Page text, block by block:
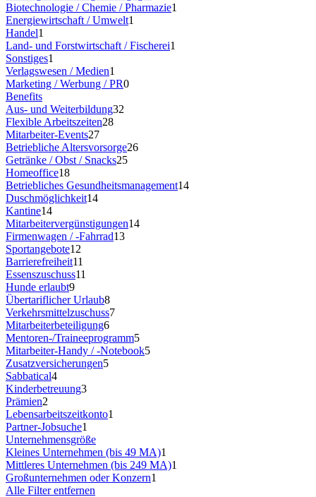
Biotechnologie / Chemie / Pharmazie1
Energiewirtschaft / Umwelt1
Handel1
Land- und Forstwirtschaft / Fischerei1
Sonstiges1
Verlagswesen / Medien1
Marketing / Werbung / PR0
Benefits
Aus- und Weiterbildung32
Flexible Arbeitszeiten28
Mitarbeiter-Events27
Betriebliche Altersvorsorge26
Getränke / Obst / Snacks25
Homeoffice18
Betriebliches Gesundheitsmanagement14
Duschmöglichkeit14
Kantine14
Mitarbeitervergünstigungen14
Firmenwagen / -Fahrrad13
Sportangebote12
Barrierefreiheit11
Essenszuschuss11
Hunde erlaubt9
Übertariflicher Urlaub8
Verkehrsmittelzuschuss7
Mitarbeiterbeteiligung6
Mentoren-/Traineeprogramm5
Mitarbeiter-Handy / -Notebook5
Zusatzversicherungen5
Sabbatical4
Kinderbetreuung3
Prämien2
Lebensarbeitszeitkonto1
Partner-Jobsuche1
Unternehmensgröße
Kleines Unternehmen (bis 49 MA)1
Mittleres Unternehmen (bis 249 MA)1
Großunternehmen oder Konzern1
Alle Filter entfernen